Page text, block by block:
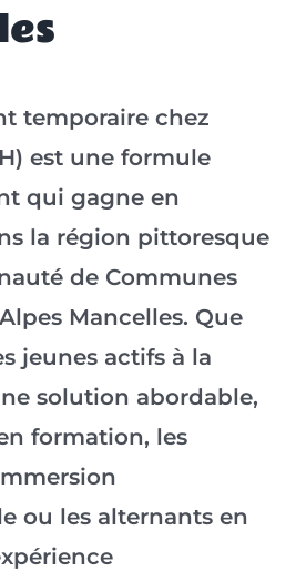
temporaire chez
est une formule
qui gagne en
la région pittoresque
de Communes
Mancelles. Que
jeunes actifs à la
solution abordable,
formation, les
ou les alternants en